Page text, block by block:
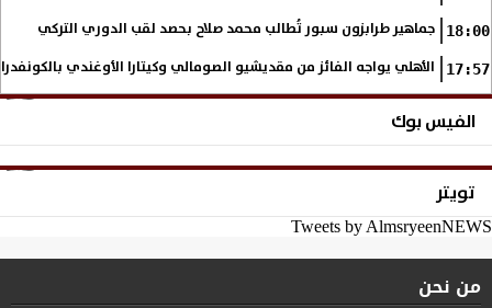
18:00 جماهير طرابزون سبور تُطالب محمد صلاح بحصد لقب الدوري التركي
17:57 الأهلي يواجه الفائز من مقديشيو الصومالي وكيتارا الأوغندي
الفيس بوك
تويتر
Tweets by AlmsryeenNEWS
من نحن